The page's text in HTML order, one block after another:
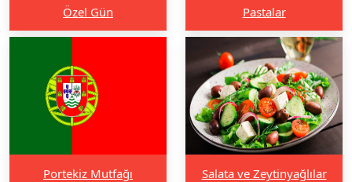
Özel Gün Pastalar
Portekiz Mutfağı Salata ve Zeytinyağlılar